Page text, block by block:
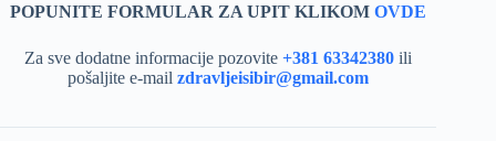
POPUNITE FORMULAR ZA UPIT KLIKOMOVDE
Za sve dodatne informacije pozovite+381 63342380 ili
pošaljite e-mailzdravljeisibir@gmail.com